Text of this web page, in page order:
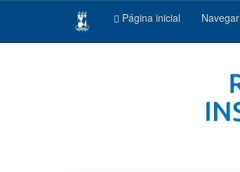
Página inicial Navegar